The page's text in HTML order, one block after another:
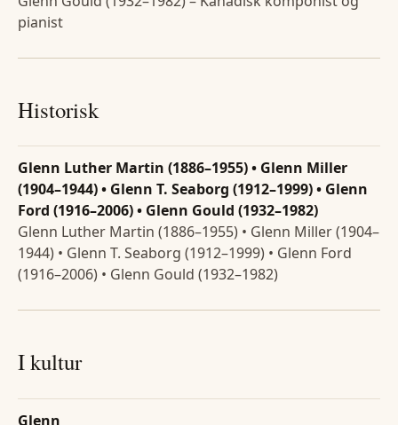
pianist
Historisk
Glenn Luther Martin (1886–1955) • Glenn Miller
(1904–1944) • Glenn T. Seaborg (1912–1999) • Glenn
Ford (1916–2006) • Glenn Gould (1932–1982)
Glenn Luther Martin (1886–1955) • Glenn Miller (1904–
1944) • Glenn T. Seaborg (1912–1999) • Glenn Ford
(1916–2006) • Glenn Gould (1932–1982)
I kultur
Glenn